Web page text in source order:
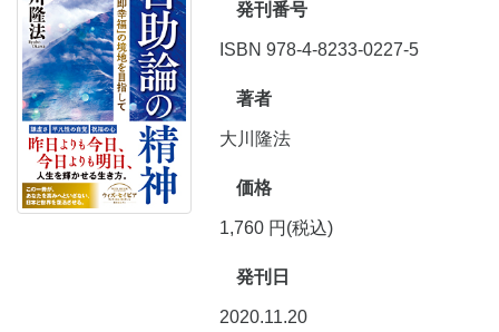
発刊番号
ISBN 978-4-8233-0227-5
著者
大川隆法
価格
1,760 円(税込)
発刊日
2020.11.20